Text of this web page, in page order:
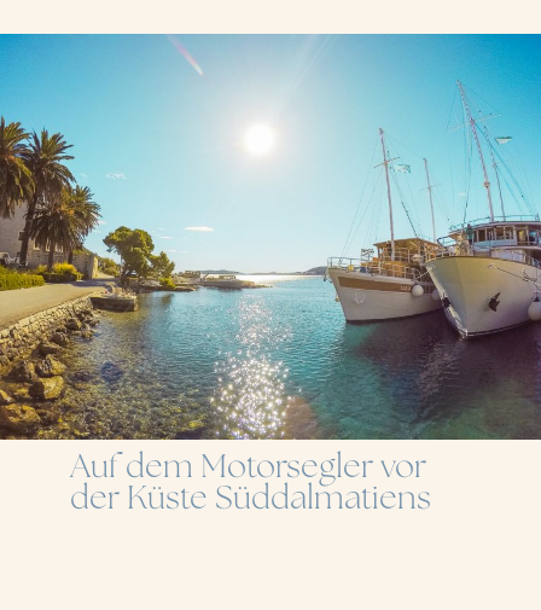
Auf dem Motorsegler vor
der Küste Süddalmatiens